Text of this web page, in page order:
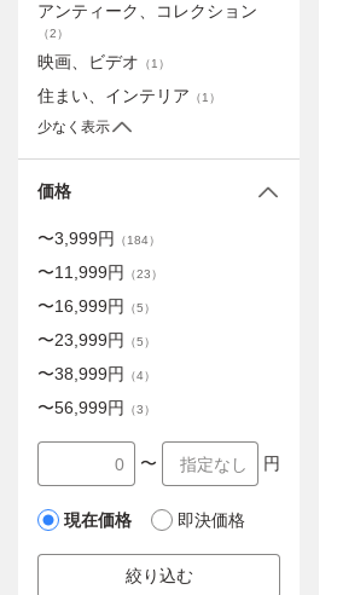
アンティーク、コレクション
（2）
映画、ビデオ （1 ）
住まい、インテリア （1 ）
少なく表示
価格
〜3,999円 （184）
〜11,999円 （23）
〜16,999円 （5）
〜23,999円 （5）
〜38,999円 （4）
〜56,999円 （3）
〜 円
現在価格 即決価格
絞り込む